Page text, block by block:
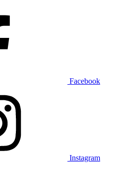
Facebook
Instagram